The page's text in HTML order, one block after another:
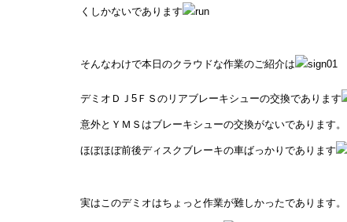
くしかないであります
そんなわけで本日のクラウドな作業のご紹介は
デミオＤＪ5ＦＳのリアブレーキシューの交換であります
意外とＹＭＳはブレーキシューの交換がないであります。
ほぼほぼ前後ディスクブレーキの車ばっかりであります
実はこのデミオはちょっと作業が難しかったであります。